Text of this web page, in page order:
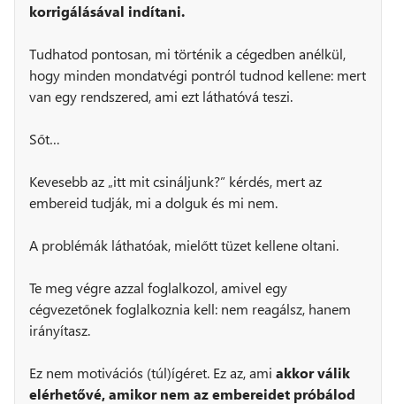
korrigálásával indítani.
Tudhatod pontosan, mi történik a cégedben anélkül,
hogy minden mondatvégi pontról tudnod kellene: mert
van egy rendszered, ami ezt láthatóvá teszi.
Sőt…
Kevesebb az „itt mit csináljunk?” kérdés, mert az
embereid tudják, mi a dolguk és mi nem.
A problémák láthatóak, mielőtt tüzet kellene oltani.
Te meg végre azzal foglalkozol, amivel egy
cégvezetőnek foglalkoznia kell: nem reagálsz, hanem
irányítasz.
Ez nem motivációs (túl)ígéret. Ez az, ami akkor válik
elérhetővé, amikor nem az embereidet próbálod